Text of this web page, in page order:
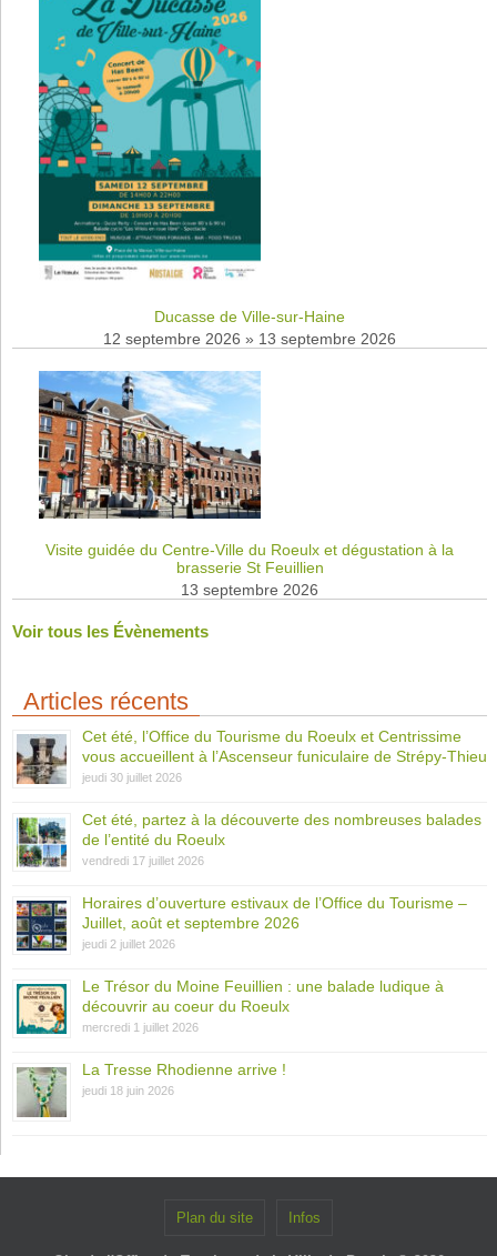
Ducasse de Ville-sur-Haine
12 septembre 2026 » 13 septembre 2026
Visite guidée du Centre-Ville du Roeulx et dégustation à la
brasserie St Feuillien
13 septembre 2026
Voir tous les Évènements
Articles récents
Cet été, l’Office du Tourisme du Roeulx et Centrissime
vous accueillent à l’Ascenseur funiculaire de Strépy-Thieu
jeudi 30 juillet 2026
Cet été, partez à la découverte des nombreuses balades
de l’entité du Roeulx
vendredi 17 juillet 2026
Horaires d’ouverture estivaux de l’Office du Tourisme –
Juillet, août et septembre 2026
jeudi 2 juillet 2026
Le Trésor du Moine Feuillien : une balade ludique à
découvrir au coeur du Roeulx
mercredi 1 juillet 2026
La Tresse Rhodienne arrive !
jeudi 18 juin 2026
Plan du site Infos